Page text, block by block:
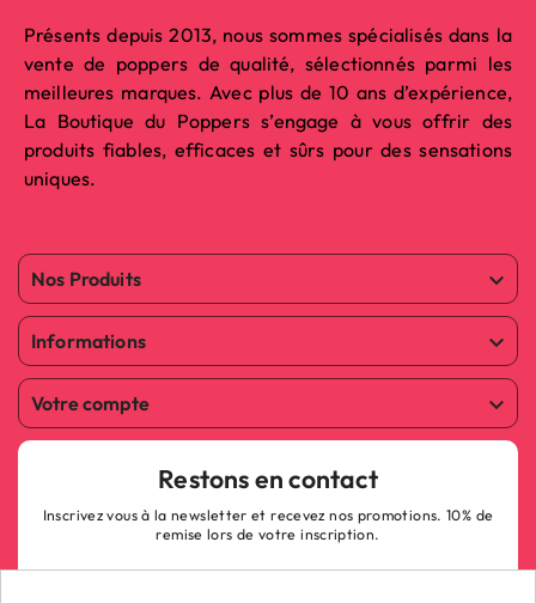
Présents depuis 2013, nous sommes spécialisés dans la
vente de poppers de qualité, sélectionnés parmi les
meilleures marques. Avec plus de 10 ans d’expérience,
La Boutique du Poppers s’engage à vous offrir des
produits fiables, efficaces et sûrs pour des sensations
uniques.
Nos Produits 
Informations 
Votre compte 
Restons en contact
Inscrivez vous à la newsletter et recevez nos promotions. 10% de
remise lors de votre inscription.